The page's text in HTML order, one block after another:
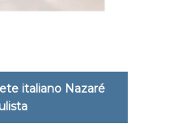
italiano Nazaré